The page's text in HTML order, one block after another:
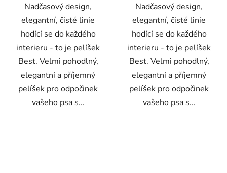
Nadčasový design,
elegantní, čisté linie
hodící se do každého
interieru - to je pelíšek
Best. Velmi pohodlný,
elegantní a příjemný
pelíšek pro odpočinek
vašeho psa s...
Nadčasový design,
elegantní, čisté linie
hodící se do každého
interieru - to je pelíšek
Best. Velmi pohodlný,
elegantní a příjemný
pelíšek pro odpočinek
vašeho psa s...